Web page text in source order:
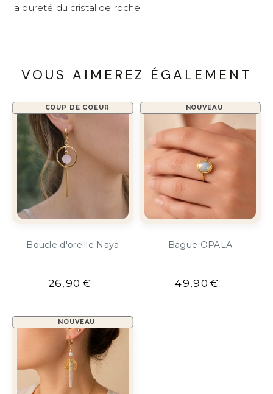
la pureté du cristal de roche.
VOUS AIMEREZ ÉGALEMENT
Boucle d'oreille Naya
26,90 €
COUP DE COEUR
Bague OPALA
49,90 €
NOUVEAU
NOUVEAU